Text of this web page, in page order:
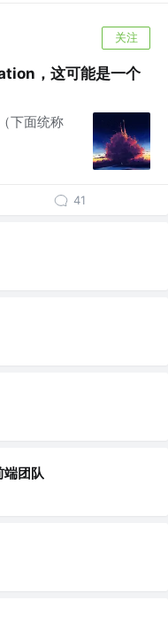
关注
，这可能是一个
下面统称
41
端团队